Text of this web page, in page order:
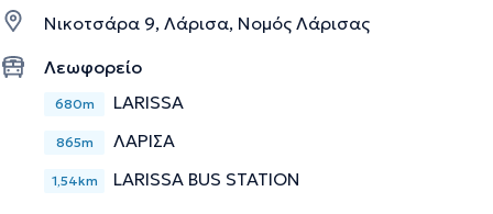
Νικοτσάρα 9, Λάρισα, Νομός Λάρισας
Λεωφορείο
680m LARISSA
865m ΛΑΡΙΣΑ
1,54km LARISSA BUS STATION